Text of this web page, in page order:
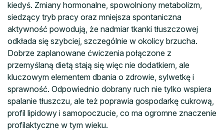
kiedyś. Zmiany hormonalne, spowolniony metabolizm,
siedzący tryb pracy oraz mniejsza spontaniczna
aktywność powodują, że nadmiar tkanki tłuszczowej
odkłada się szybciej, szczególnie w okolicy brzucha.
Dobrze zaplanowane ćwiczenia połączone z
przemyślaną dietą stają się więc nie dodatkiem, ale
kluczowym elementem dbania o zdrowie, sylwetkę i
sprawność. Odpowiednio dobrany ruch nie tylko wspiera
spalanie tłuszczu, ale też poprawia gospodarkę cukrową,
profil lipidowy i samopoczucie, co ma ogromne znaczenie
profilaktyczne w tym wieku.